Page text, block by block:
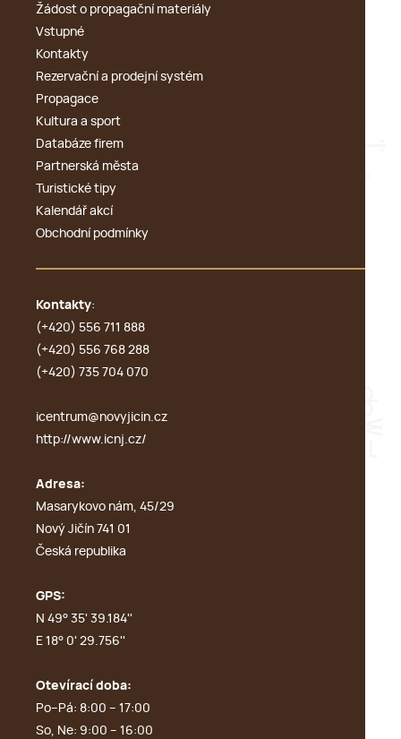
Žádost o propagační materiály
Vstupné
Kontakty
Rezervační a prodejní systém
Propagace
Kultura a sport
Databáze firem
Partnerská města
Turistické tipy
Kalendář akcí
Obchodní podmínky
Kontakty:
(+420) 556 711 888
(+420) 556 768 288
(+420) 735 704 070
icentrum@novyjicin.cz
http://www.icnj.cz/
Adresa:
Masarykovo nám, 45/29
Nový Jičín 741 01
Česká republika
GPS:
N 49° 35' 39.184''
E 18° 0' 29.756''
Otevírací doba:
Po–Pá: 8:00 – 17:00
So, Ne: 9:00 – 16:00